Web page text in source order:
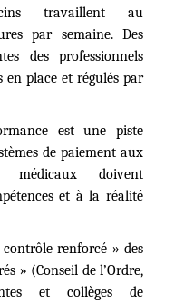
travaillent au
par semaine. Des
des professionnels
place et régulés par
est une piste
de paiement aux
doivent
et à la réalité
renforcé » des
» (Conseil de l’Ordre,
et collèges de